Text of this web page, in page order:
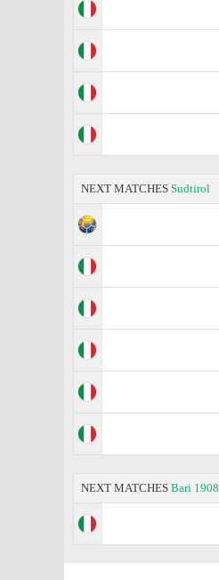
NEXT MATCHES Sudtirol
NEXT MATCHES Bari 1908